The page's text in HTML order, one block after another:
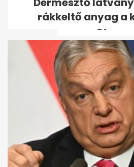
hagyott a
csakhogy
rákkeltő anyag a